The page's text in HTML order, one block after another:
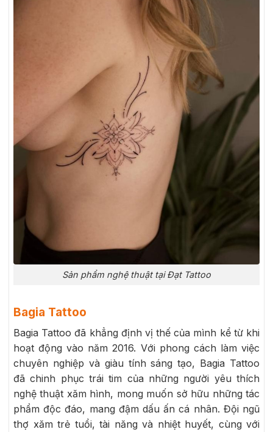
Sản phẩm nghệ thuật tại Đạt Tattoo
Bagia Tattoo
Bagia Tattoo đã khẳng định vị thế của mình kể từ khi
hoạt động vào năm 2016. Với phong cách làm việc
chuyên nghiệp và giàu tính sáng tạo, Bagia Tattoo
đã chinh phục trái tim của những người yêu thích
nghệ thuật xăm hình, mong muốn sở hữu những tác
phẩm độc đáo, mang đậm dấu ấn cá nhân. Đội ngũ
thợ xăm trẻ tuổi, tài năng và nhiệt huyết, cùng với